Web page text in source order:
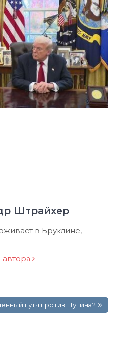
Штрайхер
в Бруклине,
автора
путч против Путина?